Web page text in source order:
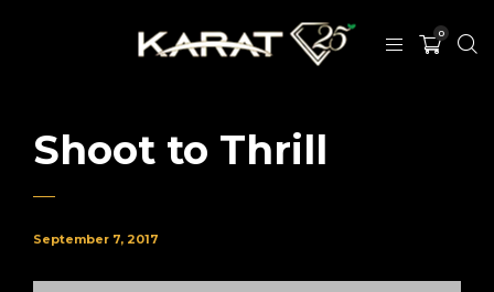
0
Shoot to Thrill
September 7, 2017